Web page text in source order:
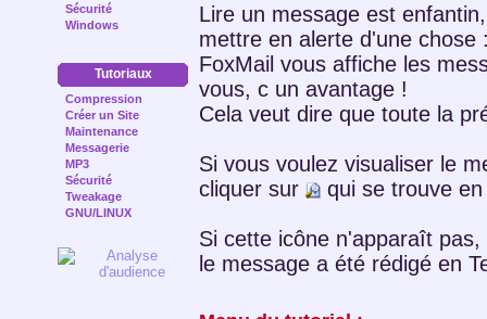
Sécurité
Windows
Tutoriaux
Compression
Créer un Site
Maintenance
Messagerie
MP3
Sécurité
Tweakage
GNU/LINUX
Lire un message est
mettre en alerte d'une chose
FoxMail vous affiche les
vous, c un avantage !
Cela veut dire que toute la
Si vous voulez visualiser le
cliquer sur
qui se trouve
Si cette icône n'apparaît
le message a été rédigé en